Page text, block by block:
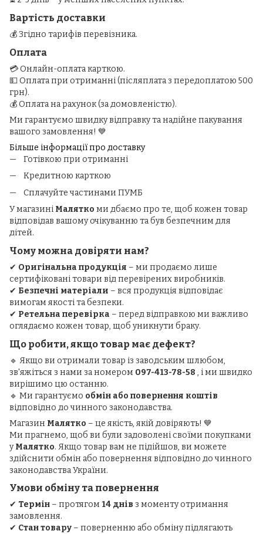
Вартість доставки
💰 Згідно тарифів перевізника.
Оплата
💳 Онлайн-оплата карткою.
💵 Оплата при отриманні (післяплата з передоплатою 500
грн).
💰 Оплата на рахунок (за домовленістю).
Ми гарантуємо швидку відправку та надійне пакування
вашого замовлення! 💙
Більше інформації про доставку
Готівкою при отриманні
Кредитною карткою
Сплачуйте частинами ПУМБ
У магазині Малятко ми дбаємо про те, щоб кожен товар
відповідав вашому очікуванню та був безпечним для
дітей.
Чому можна довіряти нам?
✔ Оригінальна продукція – ми продаємо лише
сертифіковані товари від перевірених виробників.
✔ Безпечні матеріали – вся продукція відповідає
вимогам якості та безпеки.
✔ Ретельна перевірка – перед відправкою ми важливо
оглядаємо кожен товар, щоб уникнути браку.
Що робити, якщо товар має дефект?
🔹 Якщо ви отримали товар із заводським шлюбом,
зв'яжіться з нами за номером 097-413-78-58 , і ми швидко
вирішимо цю останню.
🔹 Ми гарантуємо обмін або повернення коштів
відповідно до чинного законодавства.
Магазин Малятко – це якість, якій довіряють! 💙
Ми прагнемо, щоб ви були задоволені своїми покупками
уМалятко. Якщо товар вам не підійшов, ви можете
здійснити обмін або повернення відповідно до чинного
законодавства України.
Умови обміну та повернення
✔ Термін – протягом 14 днів з моменту отримання
замовлення.
✔ Стан товару – поверненню або обміну підлягають